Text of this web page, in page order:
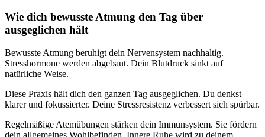
Wie dich bewusste Atmung den Tag über
ausgeglichen hält
Bewusste Atmung beruhigt dein Nervensystem nachhaltig.
Stresshormone werden abgebaut. Dein Blutdruck sinkt auf
natürliche Weise.
Diese Praxis hält dich den ganzen Tag ausgeglichen. Du denkst
klarer und fokussierter. Deine Stressresistenz verbessert sich spürbar.
Regelmäßige Atemübungen stärken dein Immunsystem. Sie fördern
dein allgemeines Wohlbefinden. Innere Ruhe wird zu deinem